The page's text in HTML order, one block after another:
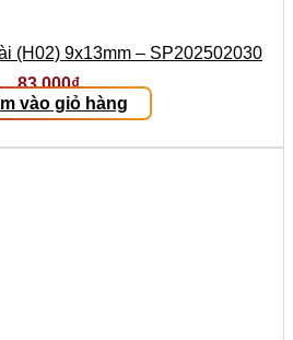
(H02) 9x13mm – SP202502030
83.000₫
vào giỏ hàng